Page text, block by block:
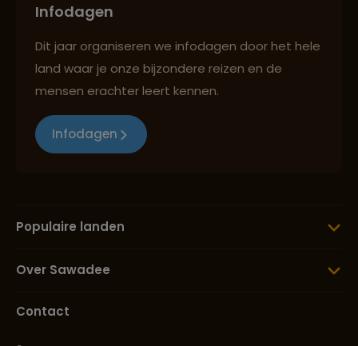
Infodagen
Dit jaar organiseren we infodagen door het hele
land waar je onze bijzondere reizen en de
mensen erachter leert kennen.
Infodagen
Populaire landen
Over Sawadee
Contact